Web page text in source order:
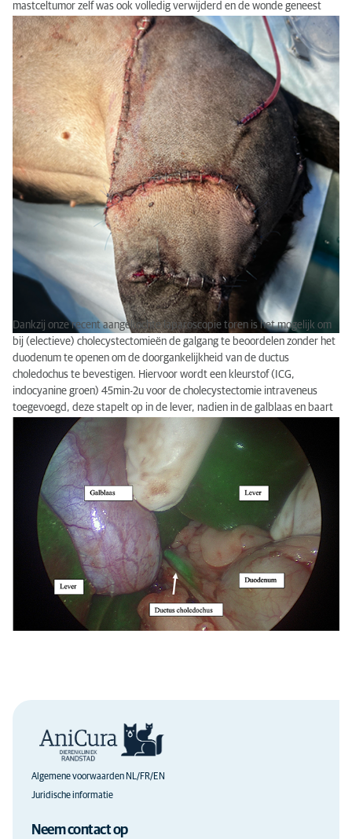
mastceltumor zelf was ook volledig verwijderd en de wonde geneest
mooi.
Dankzij onze recent aangekochte laparoscopie toren is het mogelijk om
bij (electieve) cholecystectomieën de galgang te beoordelen zonder het
duodenum te openen om de doorgankelijkheid van de ductus
choledochus te bevestigen. Hiervoor wordt een kleurstof (ICG,
indocyanine groen) 45min-2u voor de cholecystectomie intraveneus
toegevoegd, deze stapelt op in de lever, nadien in de galblaas en baart
zich vervolgens een weg via de ductus choledochus naar het duodenum.
Algemene voorwaarden NL/FR/EN
Juridische informatie
Neem contact op